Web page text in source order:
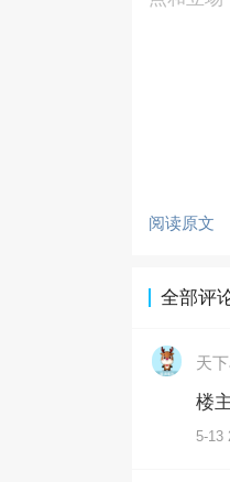
阅读原文
全部评
天
楼
5-13